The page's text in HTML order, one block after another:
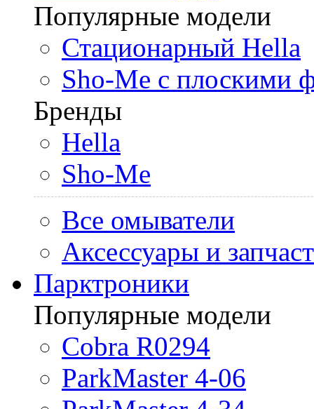
Популярные модели
Стационарный Hella
Sho-Me с плоскими
Бренды
Hella
Sho-Me
Все омыватели
Аксессуары и
Парктроники
Популярные модели
Cobra R0294
ParkMaster 4-06